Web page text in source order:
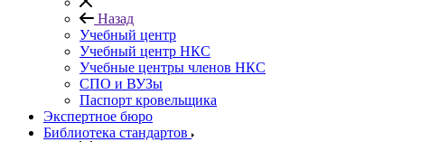
Назад
Учебный центр
Учебный центр НКС
Учебные центры членов НКС
СПО и ВУЗы
Паспорт кровельщика
Экспертное бюро
Библиотека стандартов